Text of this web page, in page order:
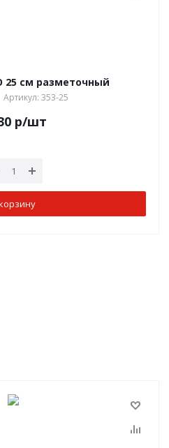
25 см разметочный
Артикул: 353-25
р/шт